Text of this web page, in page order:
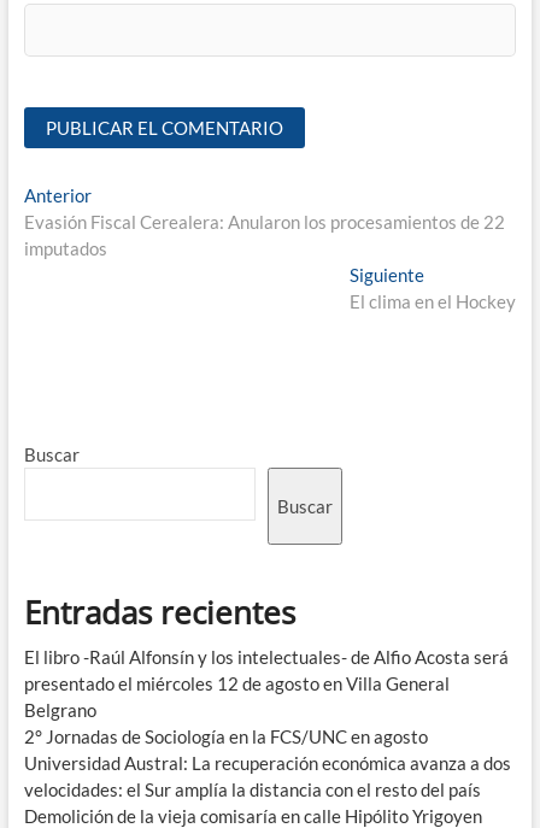
Anterior
Evasión Fiscal Cerealera: Anularon los procesamientos de 22
imputados
Siguiente
El clima en el Hockey
Buscar
Buscar
Entradas recientes
El libro -Raúl Alfonsín y los intelectuales- de Alfio Acosta será
presentado el miércoles 12 de agosto en Villa General
Belgrano
2° Jornadas de Sociología en la FCS/UNC en agosto
Universidad Austral: La recuperación económica avanza a dos
velocidades: el Sur amplía la distancia con el resto del país
Demolición de la vieja comisaría en calle Hipólito Yrigoyen